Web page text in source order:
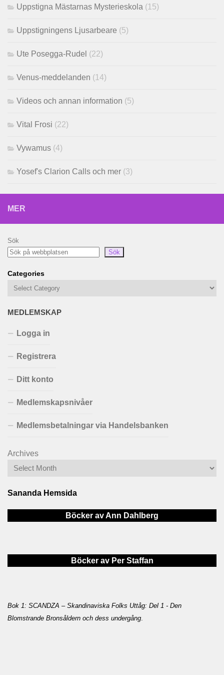
Uppstigna Mästarnas Mysterieskola (15)
Uppstigningens Ljusarbeare (5)
Ute Posegga-Rudel (22)
Venus-meddelanden (14)
Videos och annan information (5)
Vital Frosi (22)
Vywamus (4)
Yosef's Clarion Calls och mer (3)
MER
Sök
Sök
Categories
MEDLEMSKAP
Logga in
Registrera
Ditt konto
Medlemskapsnivåer
Medlemsbetalningar via Handelsbanken
Archives
Sananda Hemsida
Böcker av Ann Dahlberg
Böcker av Per Staffan
Bok 1: SCANDZA – Skandinaviska Folks Uttåg: Del 1 - Den
Blomstrande Bronsåldern och dess undergång